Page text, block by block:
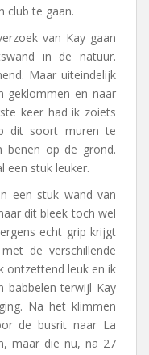
club te gaan.
van Kay gaan
in de natuur.
Maar uiteindelijk
geklommen en naar
keer had ik zoiets
dit soort muren te
benen op de grond.
een stuk leuker.
een stuk wand van
dit bleek toch wel
echt grip krijgt
de verschillende
ontzettend leuk en ik
babbelen terwijl Kay
Na het klimmen
de busrit naar La
maar die nu, na 27